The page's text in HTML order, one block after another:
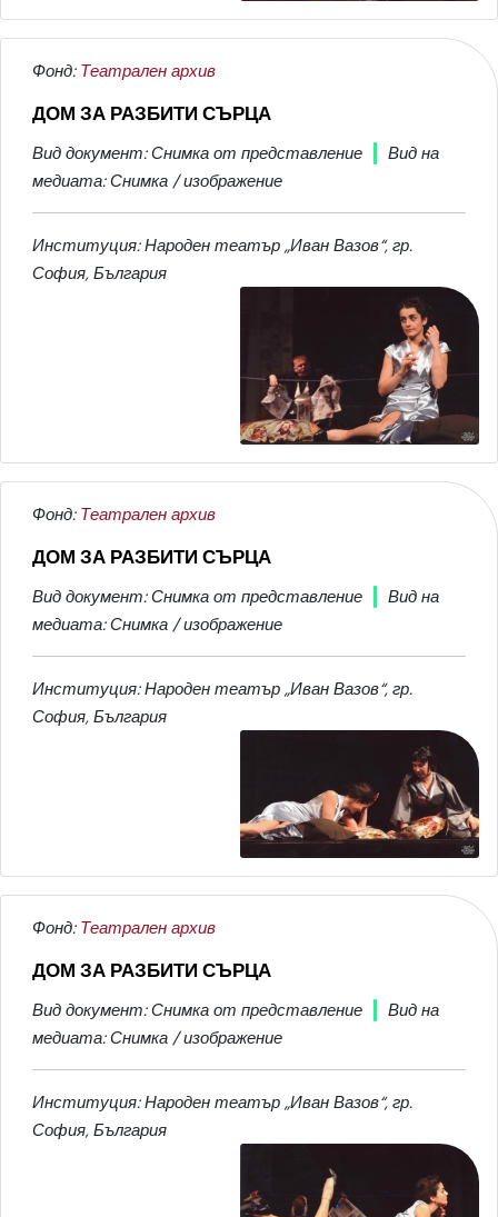
Фонд: Театрален архив
ДОМ ЗА РАЗБИТИ СЪРЦА
Вид документ: Снимка от представление
Вид на
медиата: Снимка / изображение
Институция: Народен театър „Иван Вазов“, гр.
София, България
Фонд: Театрален архив
ДОМ ЗА РАЗБИТИ СЪРЦА
Вид документ: Снимка от представление
Вид на
медиата: Снимка / изображение
Институция: Народен театър „Иван Вазов“, гр.
София, България
Фонд: Театрален архив
ДОМ ЗА РАЗБИТИ СЪРЦА
Вид документ: Снимка от представление
Вид на
медиата: Снимка / изображение
Институция: Народен театър „Иван Вазов“, гр.
София, България